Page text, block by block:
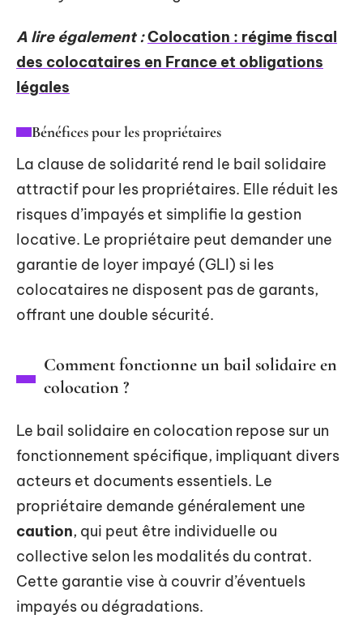
A lire également :Colocation : régime fiscal
des colocataires en France et obligations
légales
Bénéfices pour les propriétaires
La clause de solidarité rend le bail solidaire
attractif pour les propriétaires. Elle réduit les
risques d’impayés et simplifie la gestion
locative. Le propriétaire peut demander une
garantie de loyer impayé (GLI) si les
colocataires ne disposent pas de garants,
offrant une double sécurité.
Comment fonctionne un bail solidaire en
colocation ?
Le bail solidaire en colocation repose sur un
fonctionnement spécifique, impliquant divers
acteurs et documents essentiels. Le
propriétaire demande généralement une
caution, qui peut être individuelle ou
collective selon les modalités du contrat.
Cette garantie vise à couvrir d’éventuels
impayés ou dégradations.